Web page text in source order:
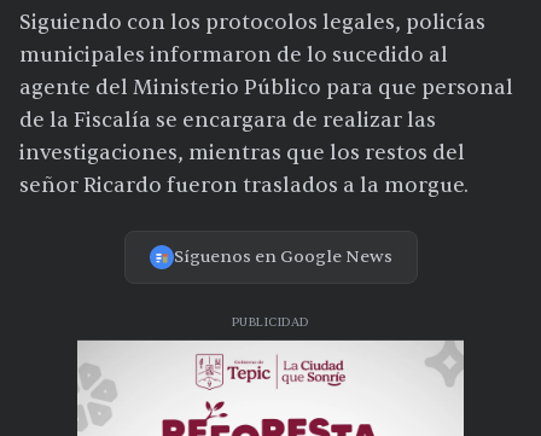
Siguiendo con los protocolos legales, policías
municipales informaron de lo sucedido al
agente del Ministerio Público para que personal
de la Fiscalía se encargara de realizar las
investigaciones, mientras que los restos del
señor Ricardo fueron traslados a la morgue.
Síguenos en Google News
PUBLICIDAD